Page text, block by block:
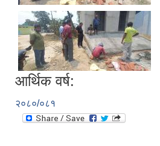
आर्थिक वर्ष:
२०८०/०८१